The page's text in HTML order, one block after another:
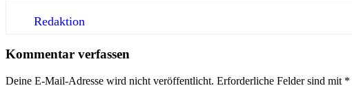
Redaktion
Kommentar verfassen
Deine E-Mail-Adresse wird nicht veröffentlicht. Erforderliche Felder sind mit *